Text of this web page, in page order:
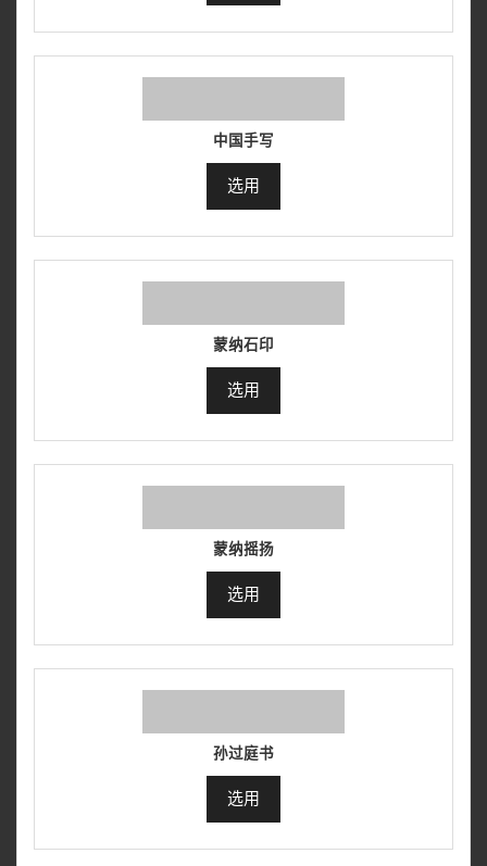
中国手写
选用
蒙纳石印
选用
蒙纳摇扬
选用
孙过庭书
选用